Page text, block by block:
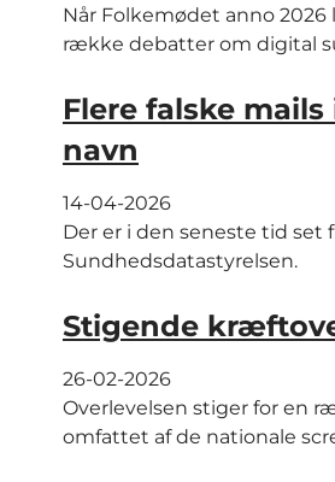
Når Folkemødet anno
række debatter om digital
Flere falske
navn
14-04-2026
Der er i den seneste tid set
Sundhedsdatastyrelsen.
Stigende
26-02-2026
Overlevelsen stiger for en
omfattet af de nationale